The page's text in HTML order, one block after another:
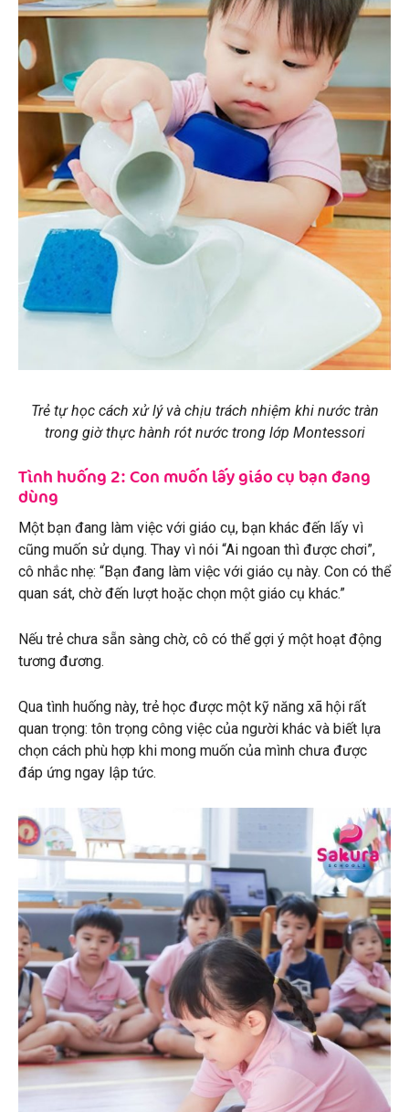
Trẻ tự học cách xử lý và chịu trách nhiệm khi nước tràn
trong giờ thực hành rót nước trong lớp Montessori
Tình huống 2: Con muốn lấy giáo cụ bạn đang
dùng
Một bạn đang làm việc với giáo cụ, bạn khác đến lấy vì
cũng muốn sử dụng. Thay vì nói “Ai ngoan thì được chơi”,
cô nhắc nhẹ: “Bạn đang làm việc với giáo cụ này. Con có thể
quan sát, chờ đến lượt hoặc chọn một giáo cụ khác.”
Nếu trẻ chưa sẵn sàng chờ, cô có thể gợi ý một hoạt động
tương đương.
Qua tình huống này, trẻ học được một kỹ năng xã hội rất
quan trọng: tôn trọng công việc của người khác và biết lựa
chọn cách phù hợp khi mong muốn của mình chưa được
đáp ứng ngay lập tức.